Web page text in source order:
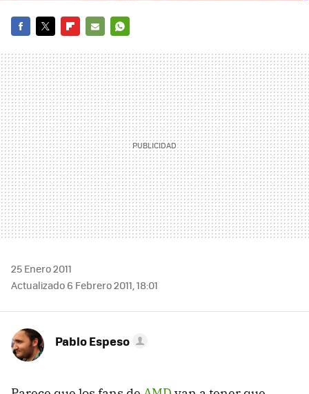
MAIL
25 Enero 2011
Actualizado 6 Febrero 2011, 18:01
Pablo Espeso